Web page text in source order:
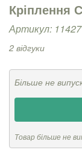
Кріплення
Артикул:
2 відгуки
Більше не
Товар більше не